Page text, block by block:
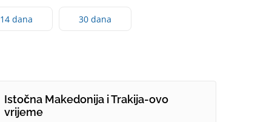
14 dana 30 dana
Istočna Makedonija i Trakija-ovo
vrijeme